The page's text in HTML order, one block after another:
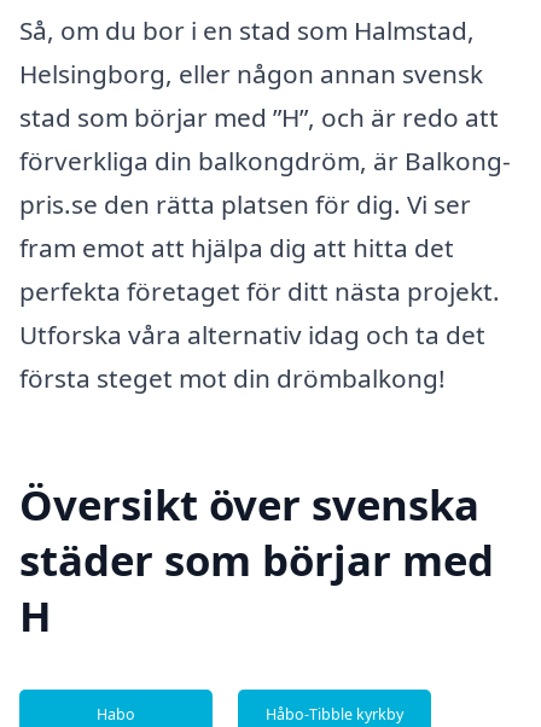
Så, om du bor i en stad som Halmstad,
Helsingborg, eller någon annan svensk
stad som börjar med ”H”, och är redo att
förverkliga din balkongdröm, är Balkong-
pris.se den rätta platsen för dig. Vi ser
fram emot att hjälpa dig att hitta det
perfekta företaget för ditt nästa projekt.
Utforska våra alternativ idag och ta det
första steget mot din drömbalkong!
Översikt över svenska
städer som börjar med
H
Habo Håbo-Tibble kyrkby